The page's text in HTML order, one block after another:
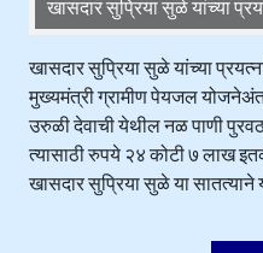
खासदार सुप्रिया सुळे यांच्या
खासदार सुप्रिया सुळे यांच्या
मुख्यमंत्री ग्रामीण पेयजल
उरुळी देवाची येथील नळ पाणी
त्यासाठी रुपये २४ कोटी ७ लाख
खासदार सुप्रिया सुळे या सातत्याने